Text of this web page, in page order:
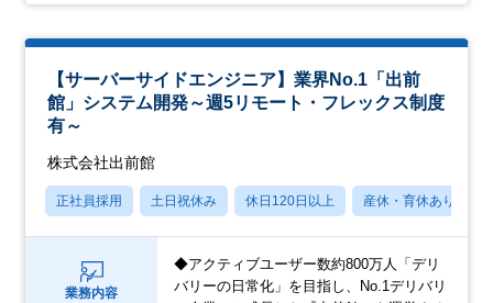
【サーバーサイドエンジニア】業界No.1「出前
館」システム開発～週5リモート・フレックス制度
有～
株式会社出前館
正社員採用 土日祝休み 休日120日以上 産休・育休あり
業務内容
◆アクティブユーザー数約800万人「デリ
バリーの日常化」を目指し、No.1デリバリ